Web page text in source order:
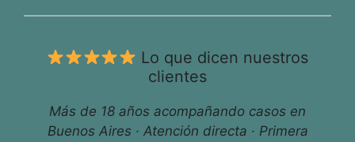
Lo que dicen nuestros
clientes
Más de 18 años acompañando casos en
Buenos Aires · Atención directa · Primera